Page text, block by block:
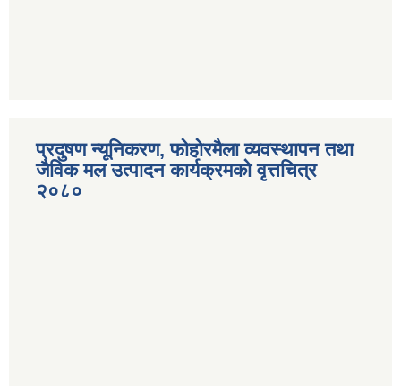
प्रदुषण न्यूनिकरण, फोहोरमैला व्यवस्थापन तथा
जैविक मल उत्पादन कार्यक्रमको वृत्तचित्र
२०८०